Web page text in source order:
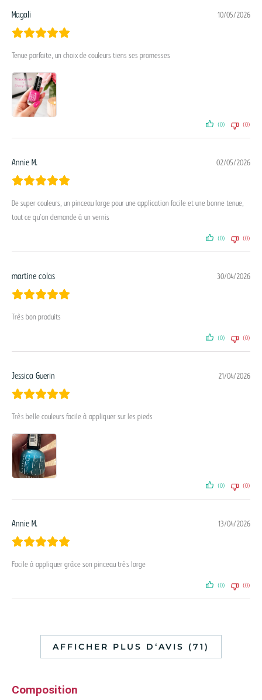
Magali 10/05/2026
Tenue parfaite, un choix de couleurs tiens ses promesses
(0) (0)
Annie M. 02/05/2026
De super couleurs, un pinceau large pour une application facile et une bonne tenue,
tout ce qu’on demande à un vernis
(0) (0)
martine colas 30/04/2026
Très bon produits
(0) (0)
Jessica Guerin 21/04/2026
Très belle couleurs facile à appliquer sur les pieds
(0) (0)
Annie M. 13/04/2026
Facile à appliquer grâce son pinceau très large
(0) (0)
AFFICHER PLUS D‘AVIS (71)
Composition